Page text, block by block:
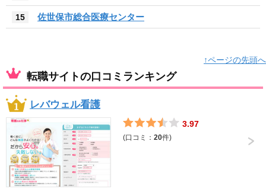
15 佐世保市総合医療センター
↑ページの先頭へ
転職サイトの口コミランキング
レバウェル看護
3.97
(口コミ：20件)